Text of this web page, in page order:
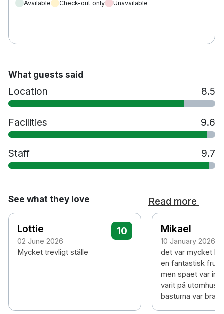
Available Check-out only Unavailable
What guests said
Location 8.5
Facilities 9.6
Staff 9.7
See what they love Read more
Lottie
02 June 2026
10
Mycket trevligt ställe
Mikael
10 January 2026
det var mycket
en fantastisk
men spaet var
varit på
basturna var bra